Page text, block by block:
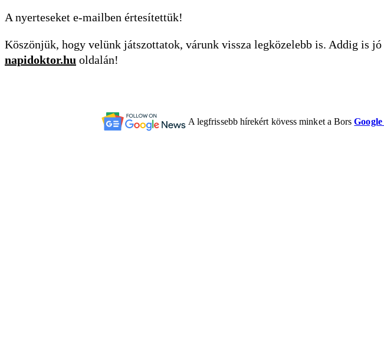
A nyerteseket e-mailben értesítettük!
Köszönjük, hogy velünk játszottatok, várunk vissza legközelebb is. Addig is
napidoktor.hu oldalán!
A legfrissebb hírekért kövess minket a Bors